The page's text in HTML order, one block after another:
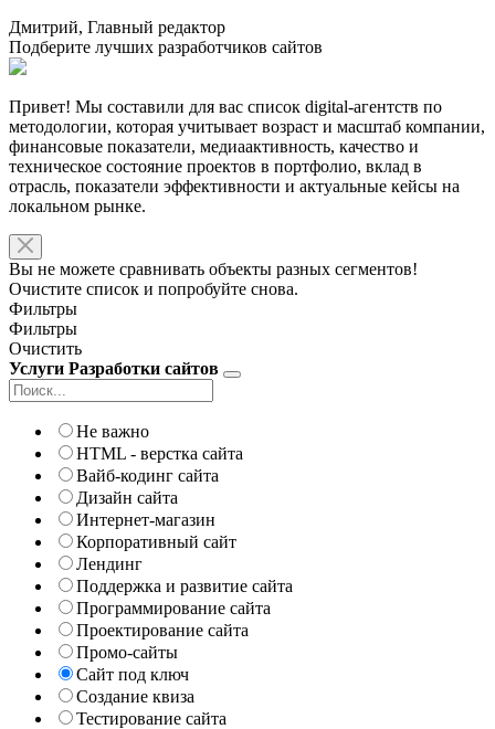
Дмитрий, Главный редактор
Подберите лучших разработчиков сайтов
Привет! Мы составили для вас список digital-агентств по
методологии, которая учитывает возраст и масштаб компании,
финансовые показатели, медиаактивность, качество и
техническое состояние проектов в портфолио, вклад в
отрасль, показатели эффективности и актуальные кейсы на
локальном рынке.
Вы не можете сравнивать объекты разных сегментов!
Очистите список и попробуйте снова.
Фильтры
Фильтры
Очистить
Услуги Разработки сайтов
Не важно
HTML - верстка сайта
Вайб-кодинг сайта
Дизайн сайта
Интернет-магазин
Корпоративный сайт
Лендинг
Поддержка и развитие сайта
Программирование сайта
Проектирование сайта
Промо-сайты
Сайт под ключ
Создание квиза
Тестирование сайта